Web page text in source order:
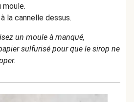
moule.
la cannelle dessus.
un moule à manqué,
sulfurisé pour que le sirop ne